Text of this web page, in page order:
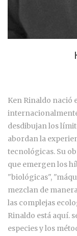
Ken Rinaldo nació
desdibujan los
abordan la
tecnológicas. Su
que emergen los
"biológicas",
mezclan de
las complejas
Rinaldo está aquí.
especies y los